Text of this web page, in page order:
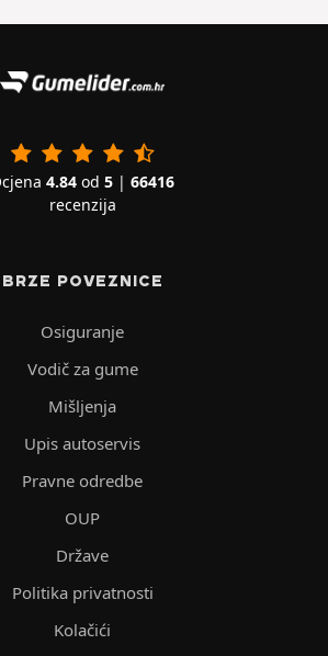
4.84 od 5 | 66416
recenzija
BRZE POVEZNICE
Osiguranje
Vodič za gume
Mišljenja
Upis autoservis
Pravne odredbe
OUP
Države
Politika privatnosti
Kolačići